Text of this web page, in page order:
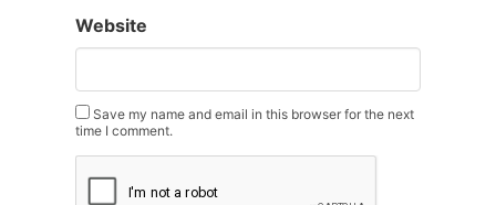
Website
Save my name and email in this browser for the next
time I comment.